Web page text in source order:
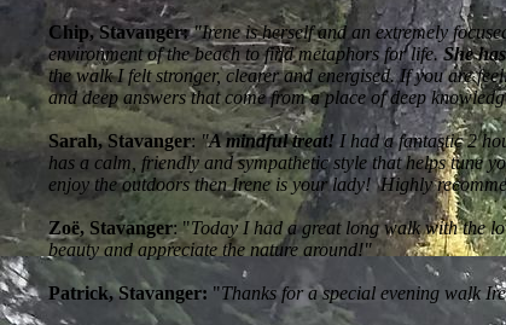
Chip, Stavanger: "Irene is herself and an extremely
environment of the beach to find metaphors for life.She
the walk I felt stronger, clearer and energised. If you are
and deep answers that come from a place of deep
Sarah, Stavanger: "A mindful treat! I had a fantastic 2
has a calm, friendly and sympathetic style that helps tune
enjoy the outdoors then Irene is your lady! Highly
Zoë, Stavanger: "Today I had a great long walk with the
beauty and appreciate the nature around!"
Patrick, Stavanger: "Thanks for a special evening walk